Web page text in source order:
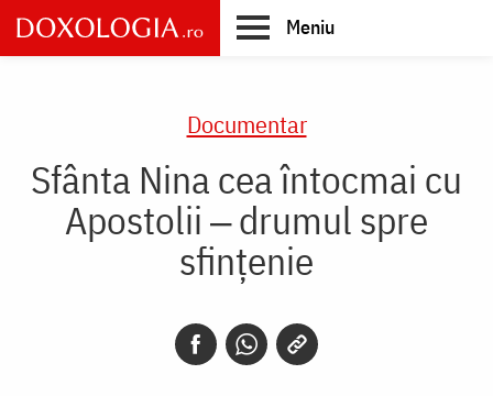
Skip
to
main
Meniu
Documentar
Sfânta Nina cea întocmai cu
Apostolii ‒ drumul spre
sfințenie